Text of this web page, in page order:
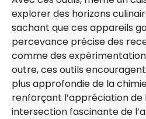
explorer des horizons
sachant que ces appareils
percevance précise des
comme des
outre, ces outils
plus approfondie de la
renforçant l’appréciation de
intersection fascinante de